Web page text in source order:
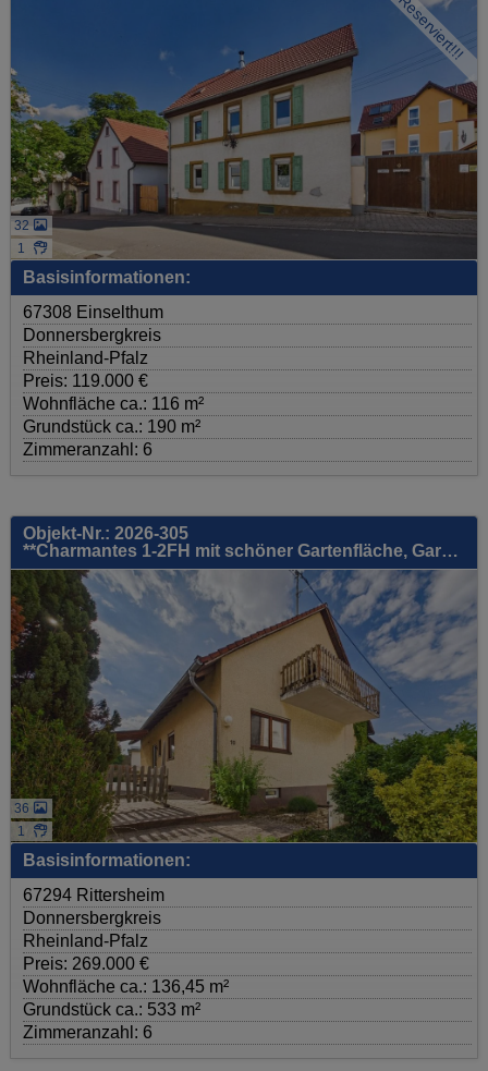
1
32
Reserviert!!!
Basisinformationen:
67308 Einselthum
Donnersbergkreis
Rheinland-Pfalz
Preis: 119.000 €
Wohnfläche ca.: 116 m²
Grundstück ca.: 190 m²
Zimmeranzahl: 6
Objekt-Nr.: 2026-305
**Charmantes 1-2FH mit schöner Gartenfläche, Garage & guter Raumaufteilung - Wohnen & Büro möglich!**
1
36
Basisinformationen:
67294 Rittersheim
Donnersbergkreis
Rheinland-Pfalz
Preis: 269.000 €
Wohnfläche ca.: 136,45 m²
Grundstück ca.: 533 m²
Zimmeranzahl: 6